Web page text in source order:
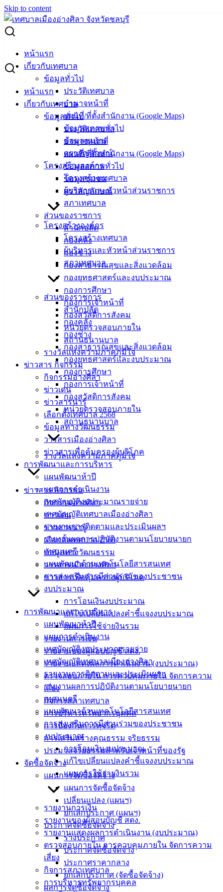
Skip to content
หน้าแรก
เกี่ยวกับเทศบาล
ข้อมูลทั่วไป
ประวัติเทศบาล
อำนาจหน้าที่
แผนที่/ที่ตั้งสำนักงาน (Google Maps)
ข้อมูลสภาพทั่วไป
ข้อมูลชุมชน
ตราสัญลักษณ์
โครงสร้างองค์กร
โครงสร้างเทศบาล
ผู้บริหารและหัวหน้าส่วนราชการ
สภาเทศบาล
ส่วนของราชการ
สำนักปลัด
กองคลัง
กองช่าง
กองสาธารณสุขและสิ่งแวดล้อม
กองยุทธศาสตร์และงบประมาณ
กองการศึกษา
กองการเจ้าหน้าที่
กองสวัสดิการสังคม
หน่วยตรวจสอบภายใน
สถานธนานุบาล
รางวัลแห่งความภาคภูมิใจ
ข่าวสาร กิจกรรม
กิจกรรมอ่างศิลา
ข่าวเด่น
ข่าวสารน่ารู้
เลือกตั้งเทศบาล 2568
ข้อมูลทางวัฒนธรรม
วารสารเมืองอ่างศิลา
ข่าวสารเพื่อคุ้มครองผู้บริโภค
การพัฒนาและการบริหาร
แผนพัฒนาห้าปี
แผนการดำเนินงาน
เทศบัญญัติงบประมาณรายจ่าย
เทศบัญญัติเทศบาลเมืองอ่างศิลา
รายงานการติดตามและประเมินผลฯ
รายงานผลการปฏิบัติงานตามนโยบายนายก
เทศมนตรี
แผนพัฒนาด้านเทคโนโลยีสารสนเทศ
การส่งเสริมการมีส่วนร่วมของประชาชน
งบประมาณ
การโอนเงินงบประมาณ
แก้ไขเปลี่ยนแปลงคำชี้แจงงบประมาณ
แผนการใช้จ่ายงินรวม
รายงานการเงิน
รายงานของผู้สอบบัญชี สตง.
รายงานแสดงผลการดำเนินงาน (งบประมาณ)
ตรวจสอบภายใน การควบคุมภายใน จัดการความ
เสี่ยง
กิจการสภาเทศบาล
การบริหารทรัพยากรบุคคล
การป้องกันการทุจริต
การเสริมสร้างคุณธรรม จริยธรรม
ประมวลจริยธรรมสำหรับเจ้าหน้าที่ของรัฐ
จัดซื้อจัดจ้าง
แผนการจัดซื้อจัดจ้าง
แผนการจัดซื้อจัดจ้าง
เปลี่ยนแปลง (แผนฯ)
ยกเลิกประกาศ (แผนฯ)
ประกาศจัดซื้อจัดจ้าง
ร่างประกาศ
ประกาศจัดซื้อจัดจ้าง
ประกาศราคากลาง
ยกเลิกประกาศ (จัดซื้อจัดจ้าง)
ผลการจัดซื้อจัดจ้าง
หน้าแรก
เกี่ยวกับเทศบาล
ข้อมูลทั่วไป
ประวัติเทศบาล
อำนาจหน้าที่
แผนที่/ที่ตั้งสำนักงาน (Google Maps)
ข้อมูลสภาพทั่วไป
ข้อมูลชุมชน
ตราสัญลักษณ์
โครงสร้างองค์กร
โครงสร้างเทศบาล
ผู้บริหารและหัวหน้าส่วนราชการ
สภาเทศบาล
ส่วนของราชการ
สำนักปลัด
กองคลัง
กองช่าง
กองสาธารณสุขและสิ่งแวดล้อม
กองยุทธศาสตร์และงบประมาณ
กองการศึกษา
กองการเจ้าหน้าที่
กองสวัสดิการสังคม
หน่วยตรวจสอบภายใน
สถานธนานุบาล
รางวัลแห่งความภาคภูมิใจ
ข่าวสาร กิจกรรม
กิจกรรมอ่างศิลา
ข่าวเด่น
ข่าวสารน่ารู้
เลือกตั้งเทศบาล 2568
ข้อมูลทางวัฒนธรรม
วารสารเมืองอ่างศิลา
ข่าวสารเพื่อคุ้มครองผู้บริโภค
การพัฒนาและการบริหาร
แผนพัฒนาห้าปี
แผนการดำเนินงาน
เทศบัญญัติงบประมาณรายจ่าย
เทศบัญญัติเทศบาลเมืองอ่างศิลา
รายงานการติดตามและประเมินผลฯ
รายงานผลการปฏิบัติงานตามนโยบายนายก
เทศมนตรี
แผนพัฒนาด้านเทคโนโลยีสารสนเทศ
การส่งเสริมการมีส่วนร่วมของประชาชน
งบประมาณ
การโอนเงินงบประมาณ
แก้ไขเปลี่ยนแปลงคำชี้แจงงบประมาณ
แผนการใช้จ่ายงินรวม
รายงานการเงิน
รายงานของผู้สอบบัญชี สตง.
รายงานแสดงผลการดำเนินงาน (งบประมาณ)
ตรวจสอบภายใน การควบคุมภายใน จัดการความ
เสี่ยง
กิจการสภาเทศบาล
การบริหารทรัพยากรบุคคล
Search for:
ประกวดราคาก่อสร้างโครงการก่อสร้างถนนหินคลุก
ประกวดราคาก่อสร้างโครงการก่อสร้าง
ถนนหินคลุก
มกราคม 12, 2024 มกราคม 12, 2024
ประกาศจัดซื้อจัดจ้าง
ประกวดราคาจ้างก่อสร้างดาวน์โหลด
อ่างศิลา 90/338
อ.เมือง จ.ชลบุรี
บริการ
ประชาชน
ดาวน์โหลด
ฟอร์ม,
เอกสาร
คู่มือ
สำหรับ
ประชาชน/
คู่มือการ
ข่าวสาร
ข่าวสาร
อิเล็กทรอนิกส์
องค์
ความรู้
(Knowledge
Management)
เทศบาล
สายตรง
นายก
ประวัติ
เทศบาล
ผู้บริหาร
และ
หัวหน้า
ราชการ
สภา
เทศบาล
สงวนลิขสิทธิ์ © 2563 เทศบาลเมืองอ่างศิลา จังหวัดชลบุรี |
angsilacity.go.th | Powered byBuuscript